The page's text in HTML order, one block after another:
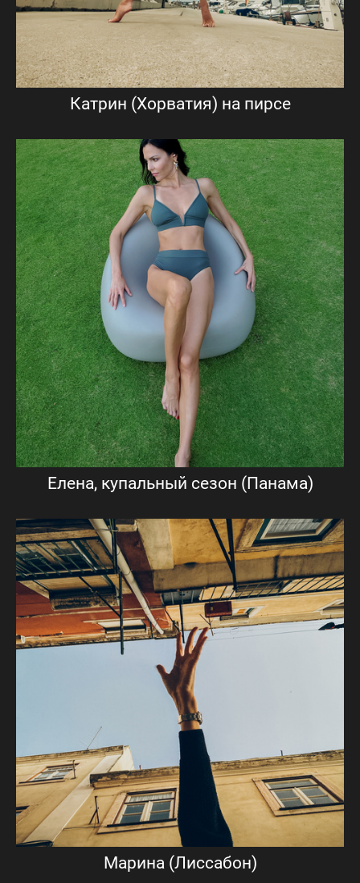
Катрин (Хорватия) на пирсе
Елена, купальный сезон (Панама)
Марина (Лиссабон)